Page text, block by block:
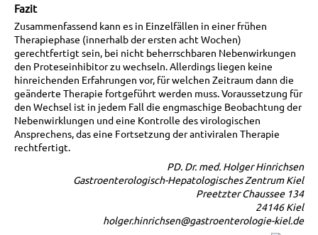
Fazit
Zusammenfassend kann es in Einzelfällen in einer frühen
Therapiephase (innerhalb der ersten acht Wochen)
gerechtfertigt sein, bei nicht beherrschbaren Nebenwirkungen
den Proteseinhibitor zu wechseln. Allerdings liegen keine
hinreichenden Erfahrungen vor, für welchen Zeitraum dann die
geänderte Therapie fortgeführt werden muss. Voraussetzung für
den Wechsel ist in jedem Fall die engmaschige Beobachtung der
Nebenwirklungen und eine Kontrolle des virologischen
Ansprechens, das eine Fortsetzung der antiviralen Therapie
rechtfertigt.
PD. Dr. med. Holger Hinrichsen
Gastroenterologisch-Hepatologisches Zentrum Kiel
Preetzter Chaussee 134
24146 Kiel
holger.hinrichsen@gastroenterologie-kiel.de